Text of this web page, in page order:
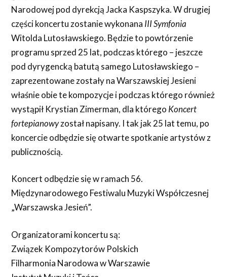
Narodowej pod dyrekcją Jacka Kaspszyka. W drugiej
części koncertu zostanie wykonana III Symfonia
Witolda Lutosławskiego. Będzie to powtórzenie
programu sprzed 25 lat, podczas którego – jeszcze
pod dyrygencką batutą samego Lutosławskiego –
zaprezentowane zostały na Warszawskiej Jesieni
właśnie obie te kompozycje i podczas którego również
wystąpił Krystian Zimerman, dla którego Koncert
fortepianowyzostał napisany. I tak jak 25 lat temu, po
koncercie odbędzie się otwarte spotkanie artystów z
publicznością.
Koncert odbędzie się w ramach 56.
Międzynarodowego Festiwalu Muzyki Współczesnej
„Warszawska Jesień”.
Organizatorami koncertu są:
Związek Kompozytorów Polskich
Filharmonia Narodowa w Warszawie